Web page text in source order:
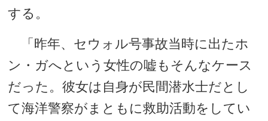
する。
「昨年、セウォル号事故当時に出たホ
ン・ガへという女性の嘘もそんなケース
だった。彼女は自身が民間潜水士だとし
て海洋警察がまともに救助活動をしてい